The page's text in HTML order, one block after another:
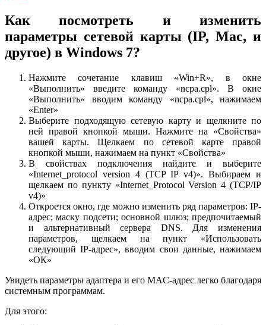
Как посмотреть и изменить
параметры сетевой карты (IP, Mac, и
другое) в Windows 7?
Нажмите сочетание клавиш «Win+R», в окне
«Выполнить» введите команду «ncpa.cpl». В окне
«Выполнить» вводим команду «ncpa.cpl», нажимаем
«Enter»
Выберите подходящую сетевую карту и щелкните по
ней правой кнопкой мыши. Нажмите на «Свойства»
вашей карты. Щелкаем по сетевой карте правой
кнопкой мыши, нажимаем на пункт «Cвойства»
В свойствах подключения найдите и выберите
«Internet_protocol version 4 (TCP IP v4)». Выбираем и
щелкаем по пункту «Internet_Protocol Version 4 (TCP/IP
v4)»
Откроется окно, где можно изменить ряд параметров: IP-
адрес; маску подсети; основной шлюз; предпочитаемый
и альтернативный сервера DNS. Для изменения
параметров, щелкаем на пункт «Использовать
следующий IP-адрес», вводим свои данные, нажимаем
«ОК»
Увидеть параметры адаптера и его MAC-адрес легко благодаря
системным программам.
Для этого: